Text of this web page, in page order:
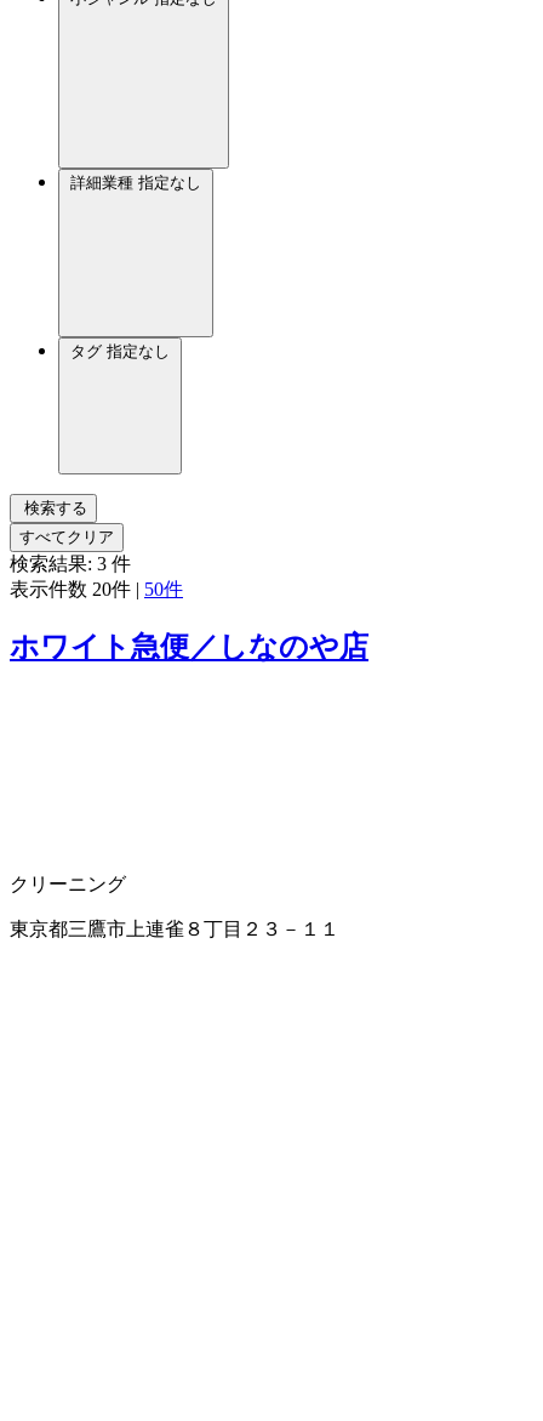
詳細業種 指定なし
タグ 指定なし
検索する
すべてクリア
検索結果: 3 件
表示件数 20件 | 50件
ホワイト急便／しなのや店
クリーニング
東京都三鷹市上連雀８丁目２３－１１